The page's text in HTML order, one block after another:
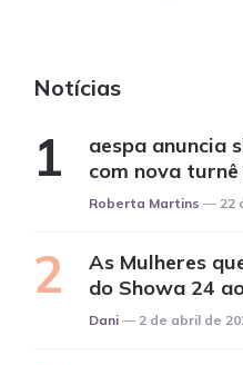
Notícias
aespa anuncia
com nova
Posted
Roberta Martins 22
As Mulheres
do Showa 24
Posted
Dani 2 de abril de